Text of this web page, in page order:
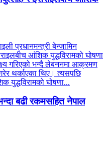
प्रधानमन्त्री बेन्जामिन
आंशिक युद्धविरामको घोषणा
गरिएको भन्दै लेबननमा आक्रमण
थर्काएका थिए। त्यसपछि
युद्धविरामको घोषणा...
बढी रकमसहित नेपाल